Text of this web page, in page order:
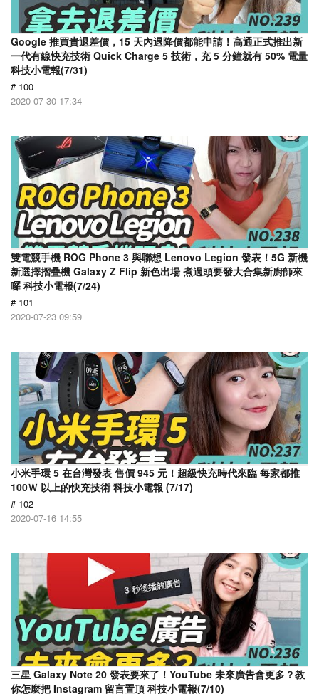
Google 推買貴退差價，15 天內遇降價都能申請！高通正式推出新
一代有線快充技術 Quick Charge 5 技術，充 5 分鐘就有 50% 電量
科技小電報(7/31)
# 100
2020-07-30 17:34
雙電競手機 ROG Phone 3 與聯想 Lenovo Legion 發表！5G 新機
新選擇摺疊機 Galaxy Z Flip 新色出場 煮過頭要發大合集新廚師來
囉 科技小電報(7/24)
# 101
2020-07-23 09:59
小米手環 5 在台灣發表 售價 945 元！超級快充時代來臨 每家都推
100Ｗ 以上的快充技術 科技小電報 (7/17)
# 102
2020-07-16 14:55
三星 Galaxy Note 20 發表要來了！YouTube 未來廣告會更多？教
你怎麼把 Instagram 留言置頂 科技小電報(7/10)